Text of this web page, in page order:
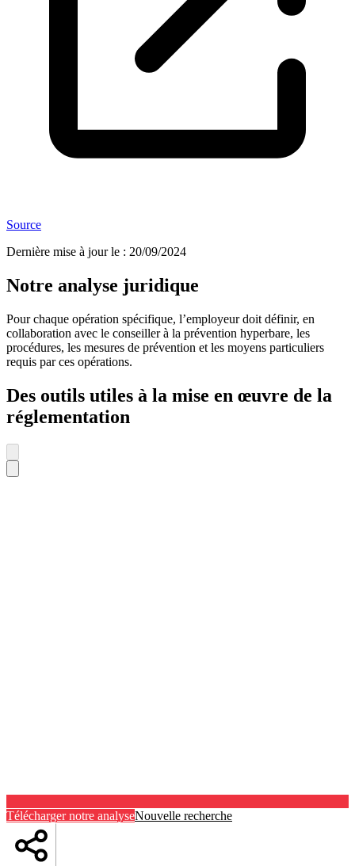
Source
Dernière mise à jour le : 20/09/2024
Notre analyse juridique
Pour chaque opération spécifique, l’employeur doit définir, en
collaboration avec le conseiller à la prévention hyperbare, les
procédures, les mesures de prévention et les moyens particuliers
requis par ces opérations.
Des outils utiles à la mise en œuvre de la
réglementation
Télécharger notre analyseNouvelle recherche